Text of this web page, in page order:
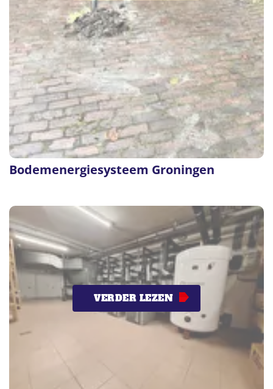
Bodemenergiesysteem Groningen
VERDER LEZEN